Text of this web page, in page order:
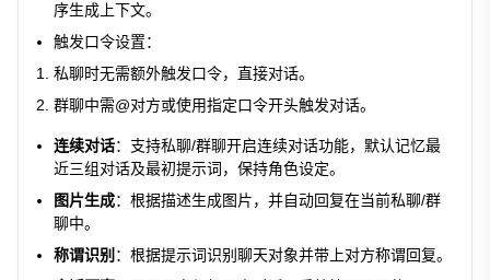
序生成上下文。
触发口令设置：
私聊时无需额外触发口令，直接对话。
群聊中需@对方或使用指定口令开头触发对话。
连续对话：支持私聊/群聊开启连续对话功能，默认记忆最
近三组对话及最初提示词，保持角色设定。
图片生成：根据描述生成图片，并自动回复在当前私聊/群
聊中。
称谓识别 ：根据提示词识别聊天对象并带上对方称谓回复。